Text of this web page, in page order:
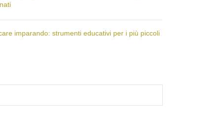
imparando: strumenti educativi per i più piccoli